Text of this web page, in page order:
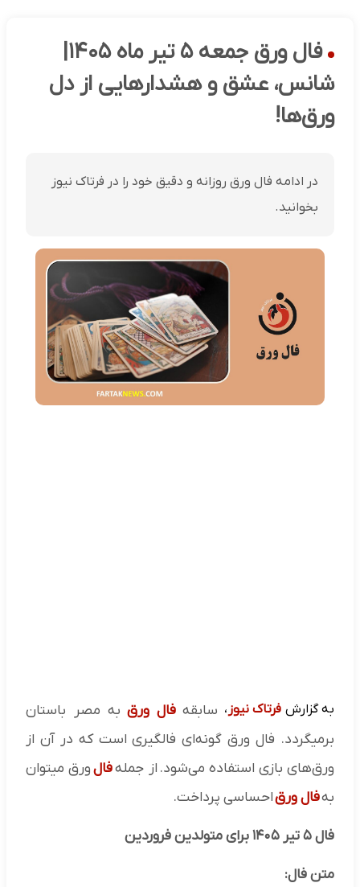
فال ورق جمعه ۵ تیر ماه ۱۴۰۵|
شانس، عشق و هشدارهایی از دل
ورق‌ها!
در ادامه فال ورق روزانه و دقیق خود را در فرتاک نیوز
بخوانید.
به گزارش فرتاک نیوز ، سابقه فال ورق به مصر باستان
برمیگردد. فال ورق گونه‌ای فالگیری است که در آن از
ورق‌های بازی استفاده می‌شود. از جملهفال‌ورق میتوان
بهفال ورقاحساسی پرداخت.
فال ۵ تیر ۱۴۰۵ برای متولدین فروردین
متن فال: